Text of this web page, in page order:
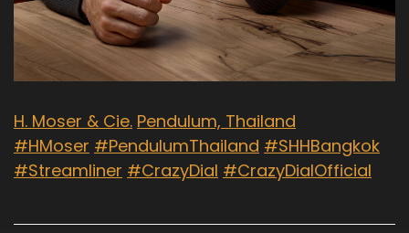
H. Moser & Cie. Pendulum, Thailand
#HMoser #PendulumThailand #SHHBangkok
#Streamliner #CrazyDial #CrazyDialOfficial